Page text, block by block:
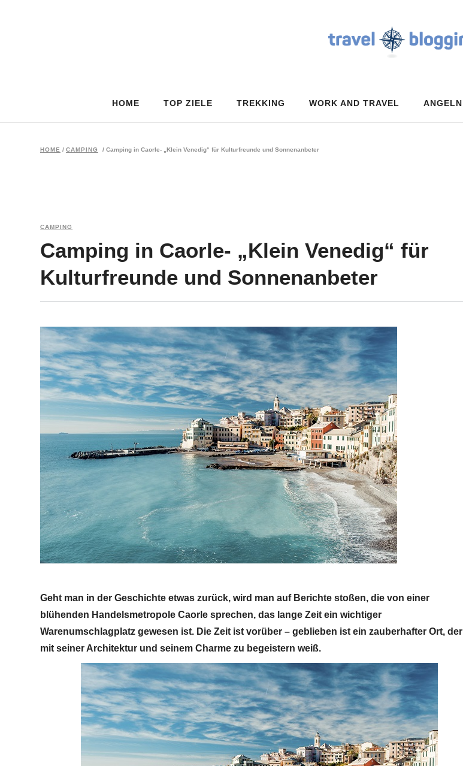
HOME TOP ZIELE TREKKING WORK AND TRAVEL ANGELN
HOME / CAMPING / Camping in Caorle- „Klein Venedig“ für Kulturfreunde und Sonnenanbeter
CAMPING
Camping in Caorle- „Klein Venedig“ für
Kulturfreunde und Sonnenanbeter
Geht man in der Geschichte etwas zurück, wird man auf Berichte stoßen, die von einer
blühenden Handelsmetropole Caorle sprechen, das lange Zeit ein wichtiger
Warenumschlagplatz gewesen ist. Die Zeit ist vorüber – geblieben ist ein zauberhafter Ort, der
mit seiner Architektur und seinem Charme zu begeistern weiß.